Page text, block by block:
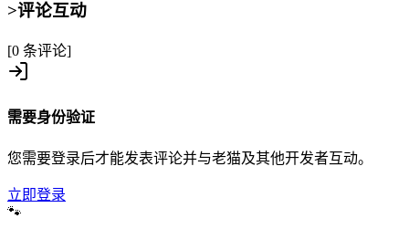
>评论互动
[0 条评论]
需要身份验证
您需要登录后才能发表评论并与老猫及其他开发者互动。
立即登录
🐾